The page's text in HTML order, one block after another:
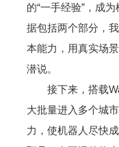
的“一手经验”，成
据包括两个部分，
本能力，用真实场
潜说。
接下来，搭载
大批量进入多个城
力，使机器人尽快